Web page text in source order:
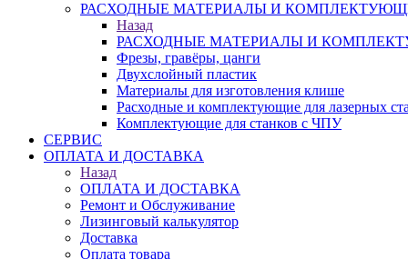
РАСХОДНЫЕ МАТЕРИАЛЫ И
Назад
РАСХОДНЫЕ МАТЕРИАЛЫ И
Фрезы, гравёры, цанги
Двухслойный пластик
Материалы для изготовления клише
Расходные и комплектующие для лазерных
Комплектующие для станков с ЧПУ
СЕРВИС
ОПЛАТА И ДОСТАВКА
Назад
ОПЛАТА И ДОСТАВКА
Ремонт и Обслуживание
Лизинговый калькулятор
Доставка
Оплата товара